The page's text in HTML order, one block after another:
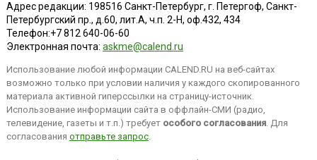
Адрес редакции: 198516 Санкт-Петербург, г. Петергоф, Санкт-
Петербургский пр., д.60, лит.А, ч.п. 2-Н, оф.432, 434
Телефон:+7 812 640-06-60
Электронная почта: askme@calend.ru
Использование любой информации CALEND.RU на веб-сайтах
возможно только при условии наличия у каждого скопированного
материала активной гиперссылки на страницу-источник.
Использование информации сайта в оффлайн-СМИ (радио,
телевидение, газеты и т.п.) требует особого согласования. Для
согласования отправьте запрос.